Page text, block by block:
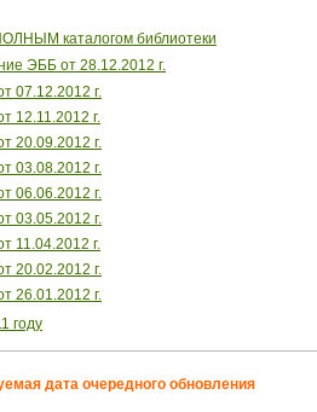
каталогом библиотеки
ЭББ от 28.12.2012 г.
07.12.2012 г.
12.11.2012 г.
20.09.2012 г.
03.08.2012 г.
06.06.2012 г.
03.05.2012 г.
11.04.2012 г.
20.02.2012 г.
26.01.2012 г.
году
дата очередного обновления